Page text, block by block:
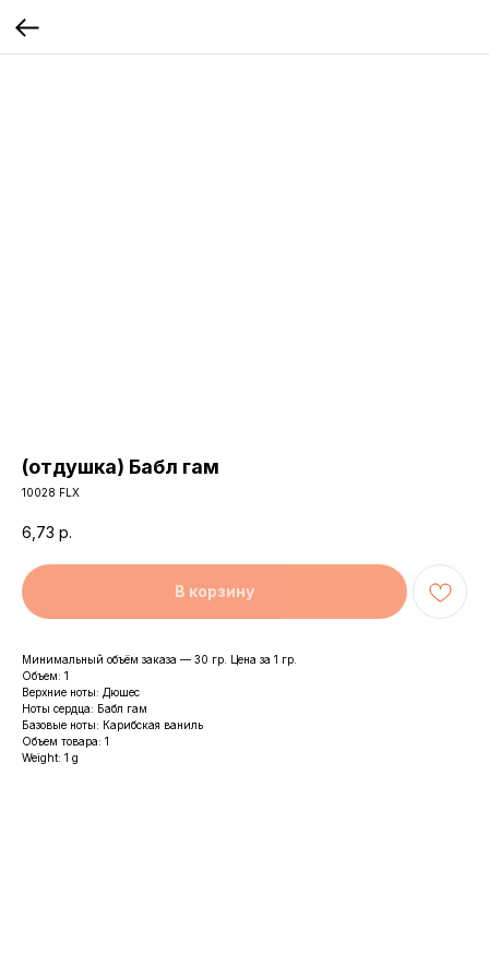
(отдушка) Бабл гам
10028 FLX
6,73 р.
В корзину
Минимальный объём заказа — 30 гр. Цена за 1 гр.
Объем: 1
Верхние ноты: Дюшес
Ноты сердца: Бабл гам
Базовые ноты: Карибская ваниль
Объем товара: 1
Weight: 1 g